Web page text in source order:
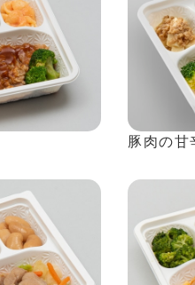
豚肉の甘